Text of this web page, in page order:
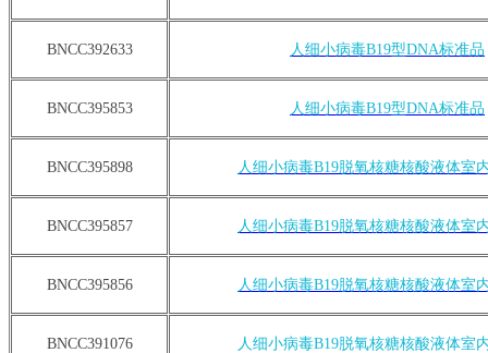
BNCC392633 人细小病毒B19型DNA标准品
BNCC395853 人细小病毒B19型DNA标准品
BNCC395898 人细小病毒B19脱氧核糖核酸液体室
BNCC395857 人细小病毒B19脱氧核糖核酸液体室
BNCC395856 人细小病毒B19脱氧核糖核酸液体室
BNCC391076 人细小病毒B19脱氧核糖核酸液体室